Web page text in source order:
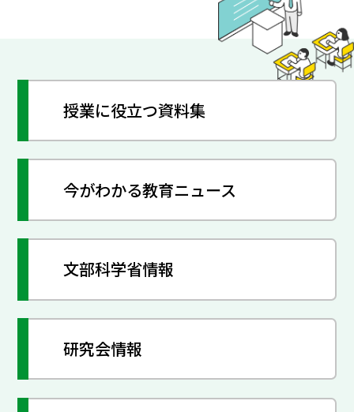
授業に役立つ資料集
今がわかる教育ニュース
文部科学省情報
研究会情報